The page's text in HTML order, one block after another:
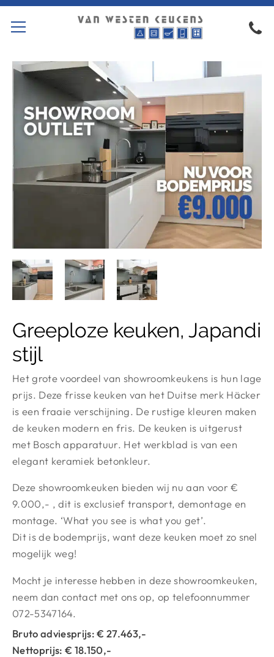
Greeploze keuken, Japandi
stijl
Het grote voordeel van showroomkeukens is hun lage
prijs. Deze frisse keuken van het Duitse merk Häcker
is een fraaie verschijning. De rustige kleuren maken
de keuken modern en fris. De keuken is uitgerust
met Bosch apparatuur. Het werkblad is van een
elegant keramiek betonkleur.
Deze showroomkeuken bieden wij nu aan voor €
9.000,- , dit is exclusief transport, demontage en
montage. ‘What you see is what you get’.
Dit is de bodemprijs, want deze keuken moet zo snel
mogelijk weg!
Mocht je interesse hebben in deze showroomkeuken,
neem dan contact met ons op, op telefoonnummer
072-5347164.
Bruto adviesprijs: € 27.463,-
Nettoprijs: € 18.150,-